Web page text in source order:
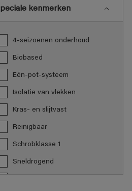
Speciale kenmerken
4-seizoenen onderhoud
Biobased
Eén-pot-systeem
Isolatie van vlekken
Kras- en slijtvast
Reinigbaar
Schrobklasse 1
Sneldrogend